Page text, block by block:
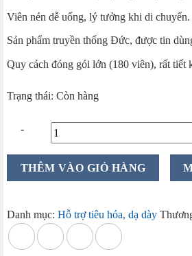
Viên nén dễ uống, lý tưởng khi di chuyển.
Sản phẩm truyền thống Đức, được tin
Quy cách đóng gói lớn (180 viên), rất tiết
Trạng thái: Còn hàng
ngược
dạ
dày
THÊM VÀO GIỎ HÀNG
Danh mục: Hỗ trợ tiêu hóa, dạ dày